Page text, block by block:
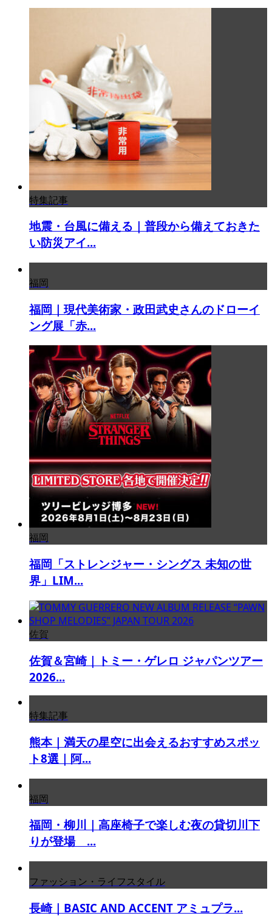
特集記事
地震・台風に備える｜普段から備えておきた
い防災アイ...
福岡
福岡｜現代美術家・政田武史さんのドローイ
ング展「赤...
福岡
福岡「ストレンジャー・シングス 未知の世
界」LIM...
佐賀
佐賀＆宮崎｜トミー・ゲレロ ジャパンツアー
2026...
特集記事
熊本｜満天の星空に出会えるおすすめスポッ
ト8選｜阿...
福岡
福岡・柳川｜高座椅子で楽しむ夜の貸切川下
りが登場 ...
ファッション・ライフスタイル
長崎｜BASIC AND ACCENT アミュプラ...